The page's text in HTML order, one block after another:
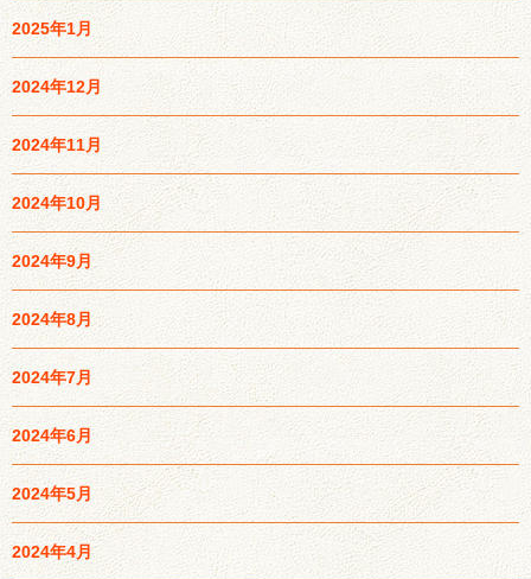
2025年1月
2024年12月
2024年11月
2024年10月
2024年9月
2024年8月
2024年7月
2024年6月
2024年5月
2024年4月